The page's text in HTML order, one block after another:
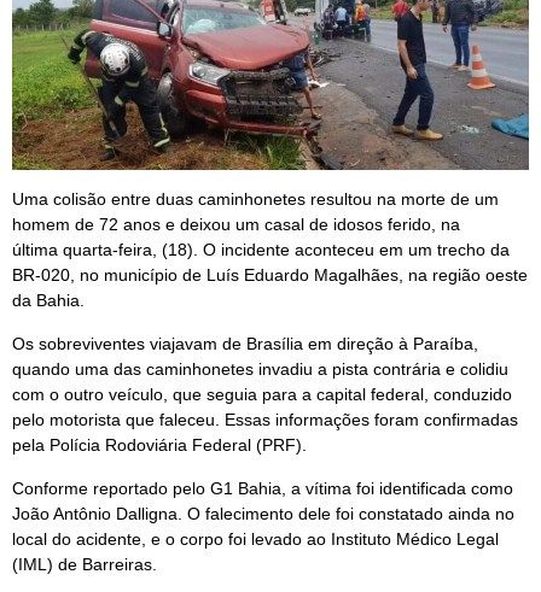
Uma colisão entre duas caminhonetes resultou na morte de um
homem de 72 anos e deixou um casal de idosos ferido, na
última quarta-feira, (18). O incidente aconteceu em um trecho da
BR-020, no município de Luís Eduardo Magalhães, na região oeste
da Bahia.
Os sobreviventes viajavam de Brasília em direção à Paraíba,
quando uma das caminhonetes invadiu a pista contrária e colidiu
com o outro veículo, que seguia para a capital federal, conduzido
pelo motorista que faleceu. Essas informações foram confirmadas
pela Polícia Rodoviária Federal (PRF).
Conforme reportado pelo G1 Bahia, a vítima foi identificada como
João Antônio Dalligna. O falecimento dele foi constatado ainda no
local do acidente, e o corpo foi levado ao Instituto Médico Legal
(IML) de Barreiras.